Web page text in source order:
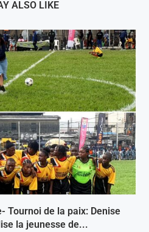
ALSO LIKE
Tournoi de la paix: Denise
la jeunesse de...